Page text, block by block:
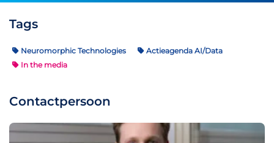
Tags
Neuromorphic Technologies
Actieagenda AI/Data
In the media
Contactpersoon